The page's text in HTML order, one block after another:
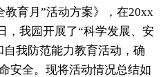
教育月”活动方案》，在20xx
，我园开展了“科学发展、安
我防范能力教育活动，确
安全。现将活动情况总结如